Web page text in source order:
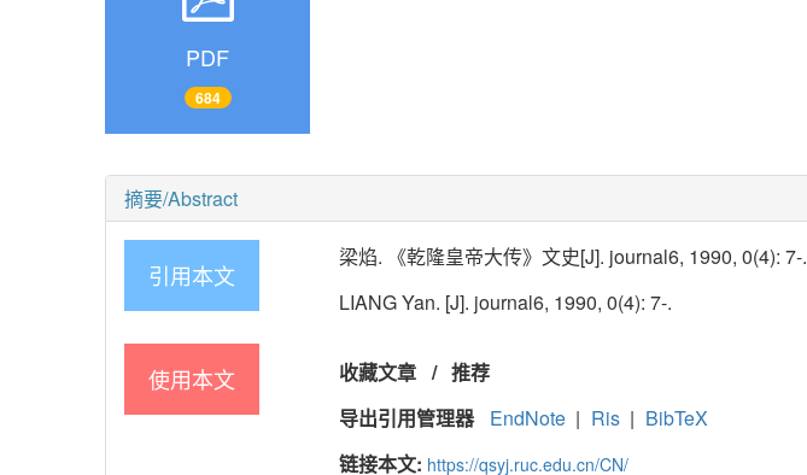
PDF
684
摘要/Abstract
引用本文
梁焰. 《乾隆皇帝大传》文史[J]. journal6, 1990, 0(4): 7-.
LIANG Yan. [J]. journal6, 1990, 0(4): 7-.
使用本文 收藏文章 / 推荐
导出引用管理器
EndNote | Ris | BibTeX
链接本文: https://qsyj.ruc.edu.cn/CN/